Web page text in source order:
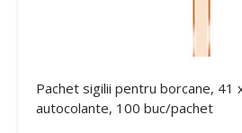
Pachet sigilii pentru borcane, 41
autocolante, 100 buc/pachet